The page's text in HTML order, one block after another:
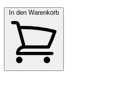
In den Warenkorb